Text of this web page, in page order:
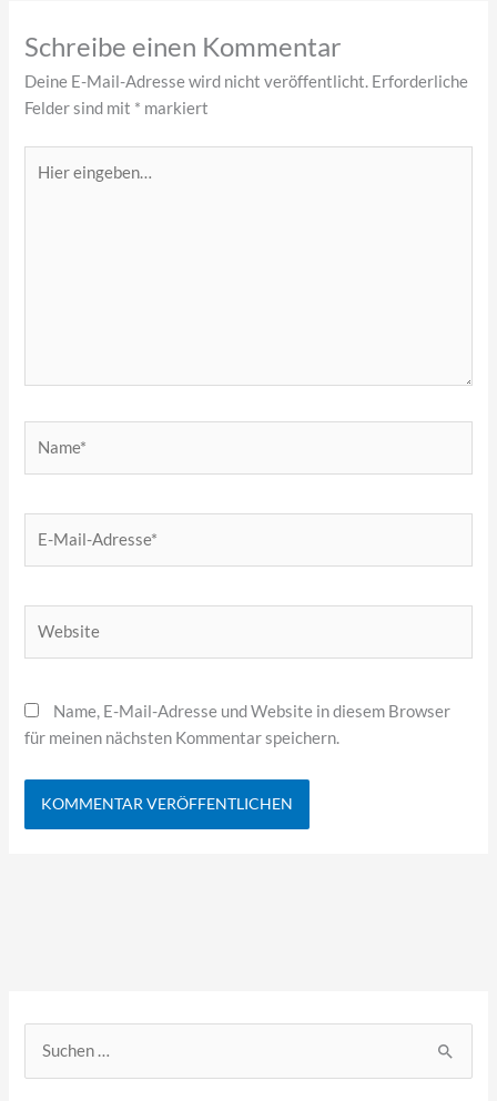
Schreibe einen Kommentar
Deine E-Mail-Adresse wird nicht veröffentlicht. Erforderliche
Felder sind mit * markiert
eingeben…
Mail-
Name, E-Mail-Adresse und Website in diesem Browser
für meinen nächsten Kommentar speichern.